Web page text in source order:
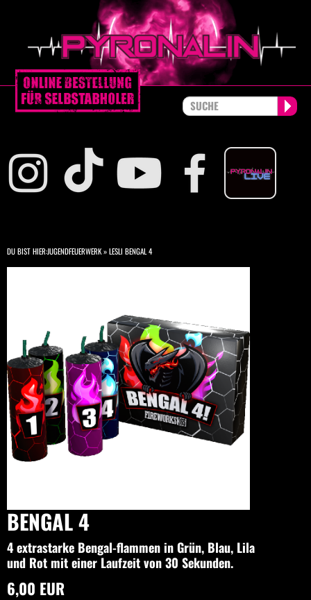
DU BIST HIER:JUGENDFEUERWERK»LESLI BENGAL 4
BENGAL 4
4 extrastarke Bengal-flammen in Grün, Blau, Lila
und Rot mit einer Laufzeit von 30 Sekunden.
6,00 EUR